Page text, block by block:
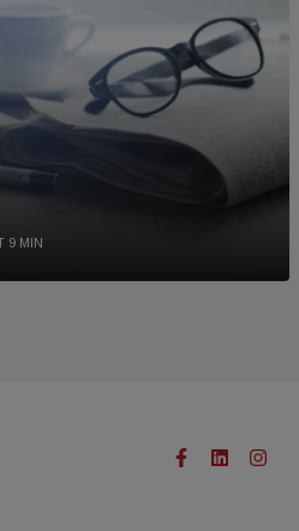
9 MIN